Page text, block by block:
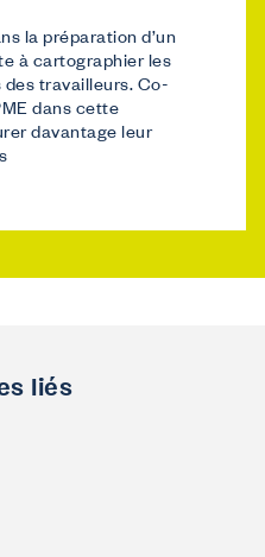
la préparation d’un
à cartographier les
travailleurs. Co-
dans cette
davantage leur
liés